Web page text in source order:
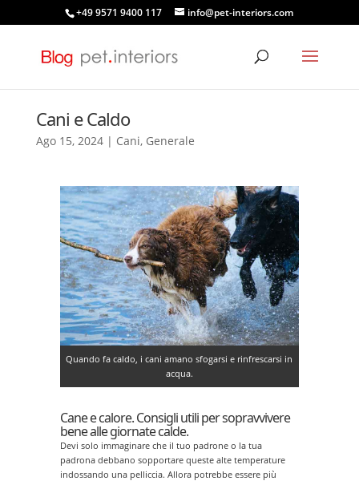
+49 9571 9400 117 info@pet-interiors.com
Cani e Caldo
Ago 15, 2024| Cani, Generale
Quando fa caldo, i cani amano sfogarsi e rinfrescarsi in
acqua.
Cane e calore. Consigli utili per sopravvivere
bene alle giornate calde.
Devi solo immaginare che il tuo padrone o la tua
padrona debbano sopportare queste alte temperature
indossando una pelliccia. Allora potrebbe essere più